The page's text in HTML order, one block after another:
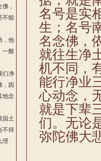
，
不能
，他
一般
们净
，因
他念
国土
不得
理
名号是实
生；名号
名念佛，
就往生净
机不同，
能行净业
心动念，
就是下辈
们。无论
弥陀佛大